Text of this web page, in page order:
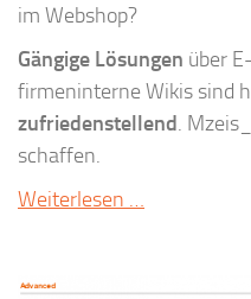
im Webshop?
Gängige Lösungen über
firmeninterne Wikis sind
zufriedenstellend.
schaffen.
Weiterlesen …